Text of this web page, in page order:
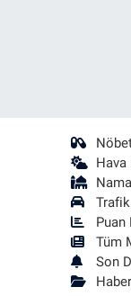
Hava
Puan
Tüm
Son